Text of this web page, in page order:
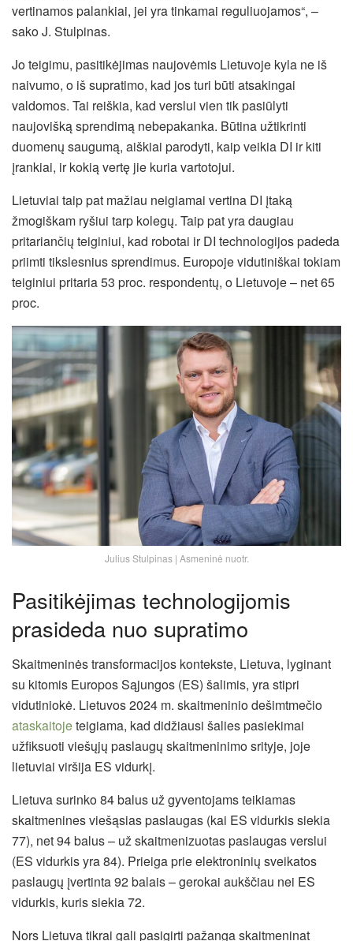
vertinamos palankiai, jei yra tinkamai reguliuojamos“, –
sako J. Stulpinas.
Jo teigimu, pasitikėjimas naujovėmis Lietuvoje kyla ne iš
naivumo, o iš supratimo, kad jos turi būti atsakingai
valdomos. Tai reiškia, kad verslui vien tik pasiūlyti
naujovišką sprendimą nebepakanka. Būtina užtikrinti
duomenų saugumą, aiškiai parodyti, kaip veikia DI ir kiti
įrankiai, ir kokią vertę jie kuria vartotojui.
Lietuviai taip pat mažiau neigiamai vertina DI įtaką
žmogiškam ryšiui tarp kolegų. Taip pat yra daugiau
pritariančių teiginiui, kad robotai ir DI technologijos padeda
priimti tikslesnius sprendimus. Europoje vidutiniškai tokiam
teiginiui pritaria 53 proc. respondentų, o Lietuvoje – net 65
proc.
Julius Stulpinas | Asmeninė nuotr.
Pasitikėjimas technologijomis
prasideda nuo supratimo
Skaitmeninės transformacijos kontekste, Lietuva, lyginant
su kitomis Europos Sąjungos (ES) šalimis, yra stipri
vidutiniokė. Lietuvos 2024 m. skaitmeninio dešimtmečio
ataskaitojeteigiama, kad didžiausi šalies pasiekimai
užfiksuoti viešųjų paslaugų skaitmeninimo srityje, joje
lietuviai viršija ES vidurkį.
Lietuva surinko 84 balus už gyventojams teikiamas
skaitmenines viešąsias paslaugas (kai ES vidurkis siekia
77), net 94 balus – už skaitmenizuotas paslaugas verslui
(ES vidurkis yra 84). Prieiga prie elektroninių sveikatos
paslaugų įvertinta 92 balais – gerokai aukščiau nei ES
vidurkis, kuris siekia 72.
Nors Lietuva tikrai gali pasigirti pažanga skaitmeninat